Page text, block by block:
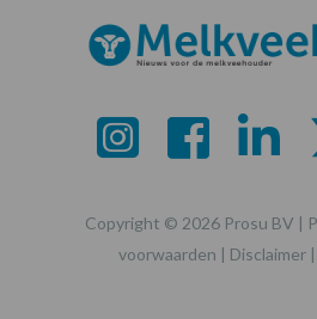
Copyright © 2026 Prosu BV |
voorwaarden | Disclaimer |